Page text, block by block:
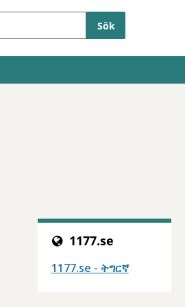
1177.se
1177.se - ትግርኛ